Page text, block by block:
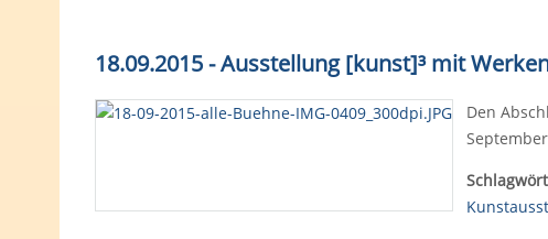
18.09.2015 - Ausstellung [kunst]³ mit
Den